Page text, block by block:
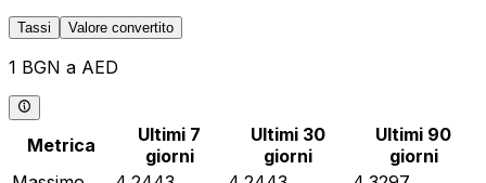
Tassi Valore convertito
1 BGN a AED
Metrica
Ultimi 7
giorni
Ultimi 30
giorni
Ultimi 90
giorni